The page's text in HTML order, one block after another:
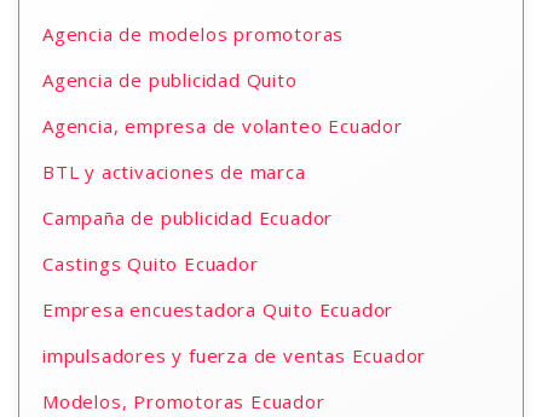
Agencia de modelos promotoras
Agencia de publicidad Quito
Agencia, empresa de volanteo Ecuador
BTL y activaciones de marca
Campaña de publicidad Ecuador
Castings Quito Ecuador
Empresa encuestadora Quito Ecuador
impulsadores y fuerza de ventas Ecuador
Modelos, Promotoras Ecuador